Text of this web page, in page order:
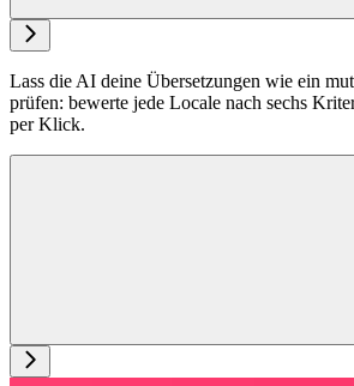
Lass die AI deine Übersetzungen wie ein
prüfen: bewerte jede Locale nach sechs
per Klick.